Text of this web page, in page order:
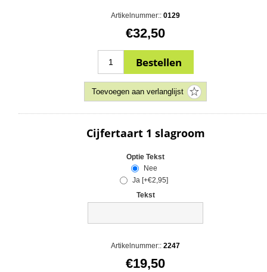
Artikelnummer:: 0129
€32,50
Cijfertaart 1 slagroom
Optie Tekst
Nee
Ja [+€2,95]
Tekst
Artikelnummer:: 2247
€19,50